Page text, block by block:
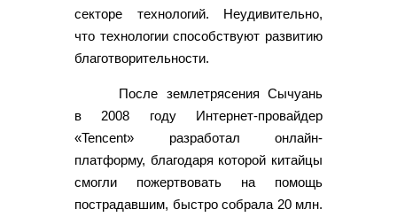
секторе технологий. Неудивительно,
что технологии способствуют развитию
благотворительности.
После землетрясения Сычуань
в 2008 году Интернет-провайдер
«Tencent» разработал онлайн-
платформу, благодаря которой китайцы
смогли пожертвовать на помощь
пострадавшим, быстро собрала 20 млн.